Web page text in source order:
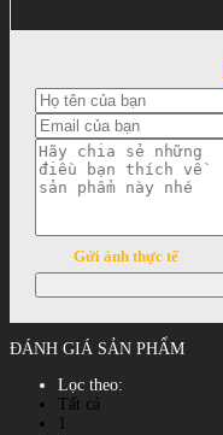
Gửi ảnh thực tế
ĐÁNH GIÁ SẢN PHẨM
Lọc theo:
Tất cả